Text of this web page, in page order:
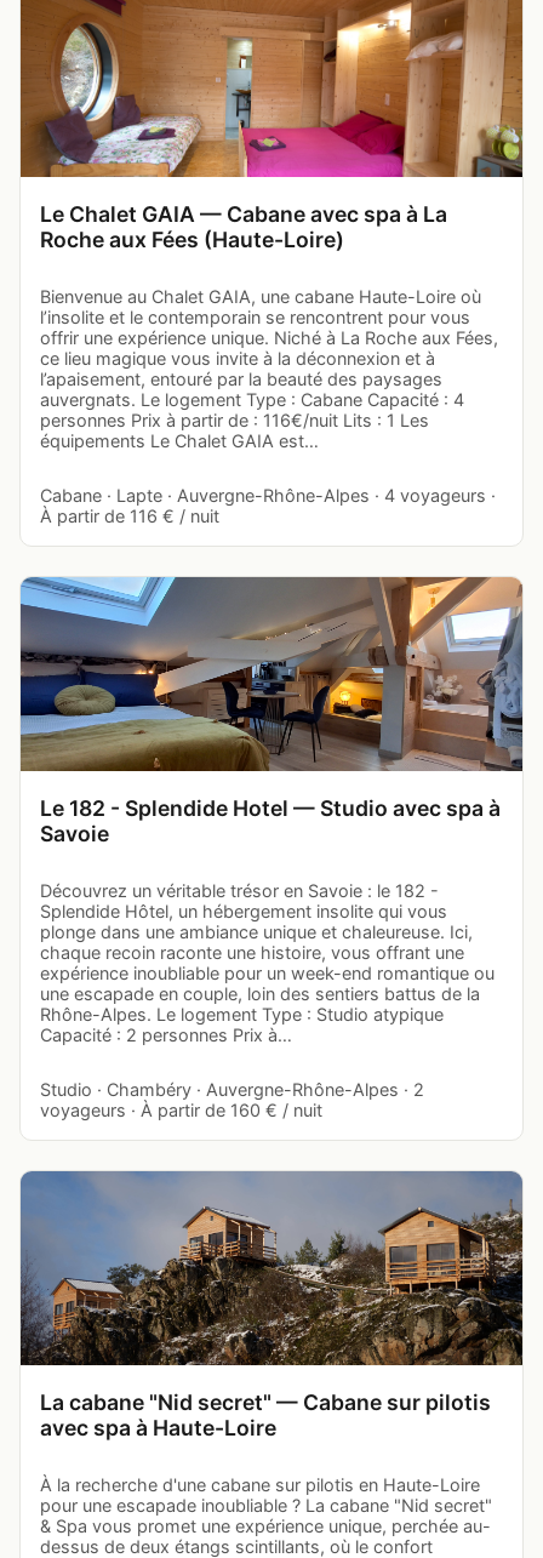
Le Chalet GAIA — Cabane avec spa à La
Roche aux Fées (Haute-Loire)
Bienvenue au Chalet GAIA, une cabane Haute-Loire où
l’insolite et le contemporain se rencontrent pour vous
offrir une expérience unique. Niché à La Roche aux Fées,
ce lieu magique vous invite à la déconnexion et à
l’apaisement, entouré par la beauté des paysages
auvergnats. Le logement Type : Cabane Capacité : 4
personnes Prix à partir de : 116€/nuit Lits : 1 Les
équipements Le Chalet GAIA est…
Cabane · Lapte · Auvergne-Rhône-Alpes · 4 voyageurs ·
À partir de 116 € / nuit
Le 182 - Splendide Hotel — Studio avec spa à
Savoie
Découvrez un véritable trésor en Savoie : le 182 -
Splendide Hôtel, un hébergement insolite qui vous
plonge dans une ambiance unique et chaleureuse. Ici,
chaque recoin raconte une histoire, vous offrant une
expérience inoubliable pour un week-end romantique ou
une escapade en couple, loin des sentiers battus de la
Rhône-Alpes. Le logement Type : Studio atypique
Capacité : 2 personnes Prix à…
Studio · Chambéry · Auvergne-Rhône-Alpes · 2
voyageurs · À partir de 160 € / nuit
La cabane "Nid secret" — Cabane sur pilotis
avec spa à Haute-Loire
À la recherche d'une cabane sur pilotis en Haute-Loire
pour une escapade inoubliable ? La cabane "Nid secret"
& Spa vous promet une expérience unique, perchée au-
dessus de deux étangs scintillants, où le confort